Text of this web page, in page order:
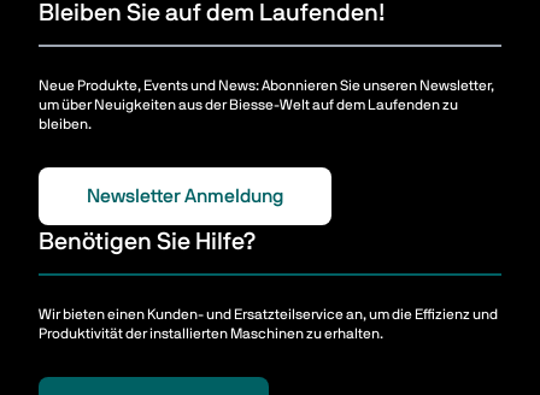
Bleiben Sie auf dem Laufenden!
Neue Produkte, Events und News: Abonnieren Sie unseren Newsletter,
um über Neuigkeiten aus der Biesse-Welt auf dem Laufenden zu
bleiben.
Newsletter Anmeldung
Benötigen Sie Hilfe?
Wir bieten einen Kunden- und Ersatzteilservice an, um die Effizienz und
Produktivität der installierten Maschinen zu erhalten.